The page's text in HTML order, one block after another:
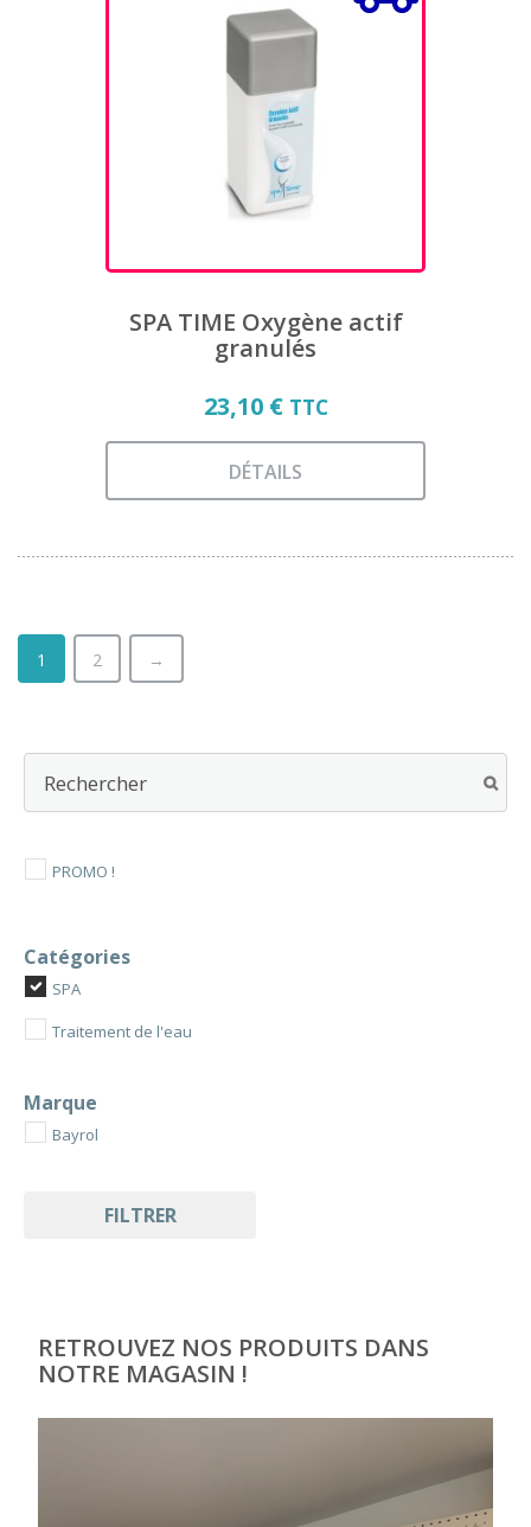
variations.
Les
peuvent
être
choisies
sur
la
du
SPA TIME Oxygène actif
granulés
23,10 € TTC
DÉTAILS
choisies
la
1 2 →
PROMO !
Catégories
SPA
Traitement de l'eau
Marque
Bayrol
FILTRER
RETROUVEZ NOS PRODUITS DANS
NOTRE MAGASIN !